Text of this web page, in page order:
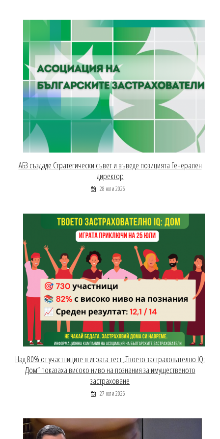
АБЗ създаде Стратегически съвет и въведе позицията Генерален
директор
28 юли 2026
Над 80% от участниците в играта-тест „Твоето застрахователно IQ:
Дом“ показаха високо ниво на познания за имущественото
застраховане
27 юли 2026